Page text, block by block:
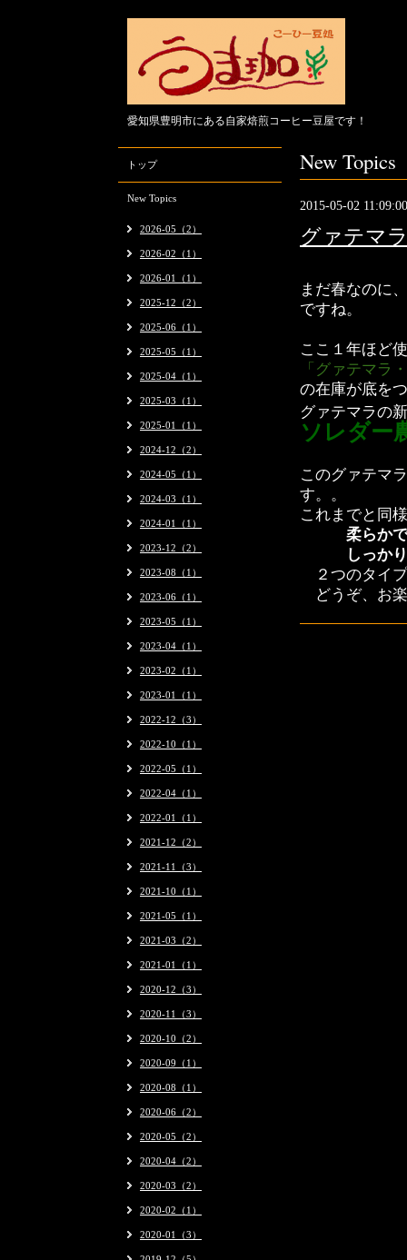
愛知県豊明市にある自家焙煎コーヒー豆屋です！
New Topics
2015-05-02 11:09:00
グァテマ
まだ春なのに
ですね。
ここ１年ほど
「グァテマラ
の在庫が底を
グァテマラの
ソレダー
このグァテマ
す。 。
これまでと同
柔らかで
しっかりし
２つのタイ
どうぞ、お
トップ
New Topics
2026-05（2）
2026-02（1）
2026-01（1）
2025-12（2）
2025-06（1）
2025-05（1）
2025-04（1）
2025-03（1）
2025-01（1）
2024-12（2）
2024-05（1）
2024-03（1）
2024-01（1）
2023-12（2）
2023-08（1）
2023-06（1）
2023-05（1）
2023-04（1）
2023-02（1）
2023-01（1）
2022-12（3）
2022-10（1）
2022-05（1）
2022-04（1）
2022-01（1）
2021-12（2）
2021-11（3）
2021-10（1）
2021-05（1）
2021-03（2）
2021-01（1）
2020-12（3）
2020-11（3）
2020-10（2）
2020-09（1）
2020-08（1）
2020-06（2）
2020-05（2）
2020-04（2）
2020-03（2）
2020-02（1）
2020-01（3）